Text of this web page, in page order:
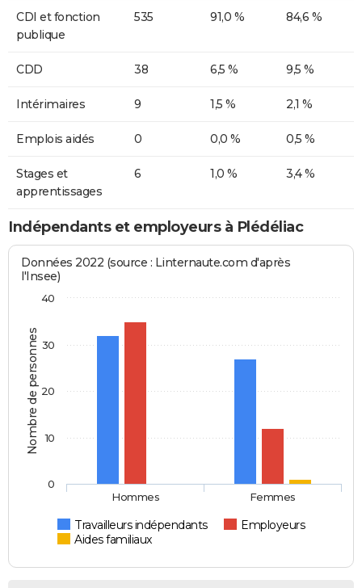
CDI et fonction
publique
535 91,0 % 84,6 %
CDD 38 6,5 % 9,5 %
Intérimaires 9 1,5 % 2,1 %
Emplois aidés 0 0,0 % 0,5 %
Stages et
apprentissages
6 1,0 % 3,4 %
Indépendants et employeurs à Plédéliac
Nombre de personnes
Données 2022 (source : Linternaute.com d'après
l'Insee)
Travailleurs indépendants
Employeurs
Aides familiaux
Hommes Femmes
0
10
20
30
40